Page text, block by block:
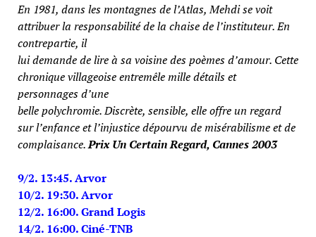
En 1981, dans les montagnes de l’Atlas, Mehdi se voit
attribuer la responsabilité de la chaise de l’instituteur. En
contrepartie, il
lui demande de lire à sa voisine des poèmes d’amour. Cette
chronique villageoise entremêle mille détails et
personnages d’une
belle polychromie. Discrète, sensible, elle offre un regard
sur l’enfance et l’injustice dépourvu de misérabilisme et de
complaisance.Prix Un Certain Regard, Cannes 2003
9/2. 13:45. Arvor
10/2. 19:30. Arvor
12/2. 16:00. Grand Logis
14/2. 16:00. Ciné-TNB